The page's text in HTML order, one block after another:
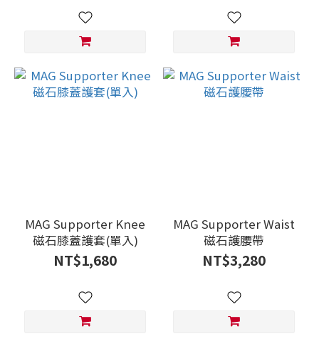
MAG Supporter Knee
磁石膝蓋護套(單入)
NT$1,680
MAG Supporter Waist
磁石護腰帶
NT$3,280